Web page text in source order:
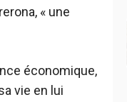
« une
économique,
vie en lui